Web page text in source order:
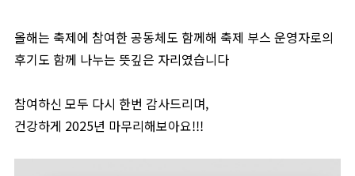
올해는 축제에 참여한 공동체도 함께해 축제 부스 운영자로의
후기도 함께 나누는 뜻깊은 자리였습니다
참여하신 모두 다시 한번 감사드리며,
건강하게 2025년 마무리해보아요!!!